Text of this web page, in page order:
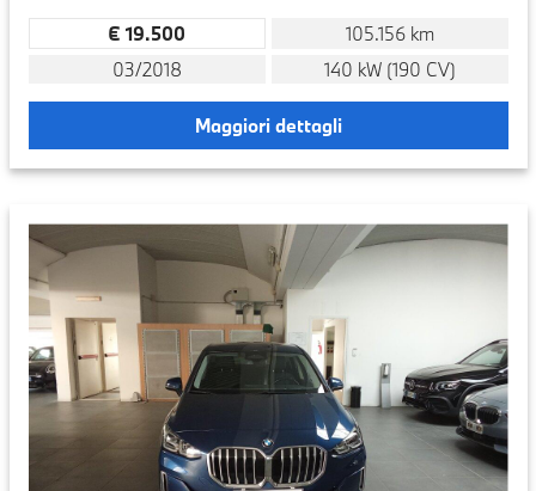
€ 19.500
105.156 km
03/2018
140 kW (190 CV)
Maggiori dettagli